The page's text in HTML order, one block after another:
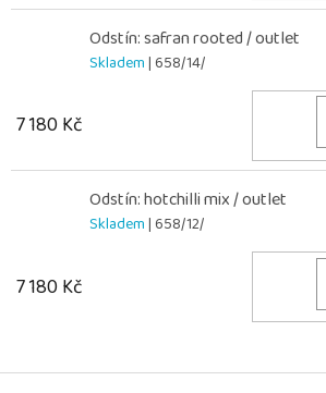
Odstín: safran rooted / outlet
Skladem| 658/14/
7 180 Kč
Odstín: hotchilli mix / outlet
Skladem| 658/12/
7 180 Kč
Z